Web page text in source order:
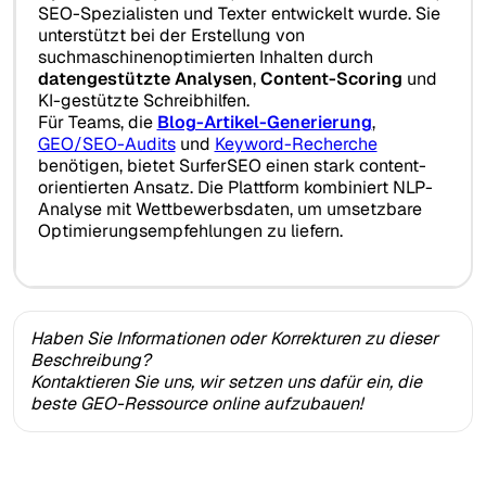
SEO-Spezialisten und Texter entwickelt wurde. Sie
unterstützt bei der Erstellung von
suchmaschinenoptimierten Inhalten durch
datengestützte Analysen,Content-Scoring und
KI-gestützte Schreibhilfen.
Für Teams, die Blog-Artikel-Generierung,
GEO/SEO-Auditsund Keyword-Recherche
benötigen, bietet SurferSEO einen stark content-
orientierten Ansatz. Die Plattform kombiniert NLP-
Analyse mit Wettbewerbsdaten, um umsetzbare
Optimierungsempfehlungen zu liefern.
Haben Sie Informationen oder Korrekturen zu dieser
Beschreibung?
Kontaktieren Sie uns, wir setzen uns dafür ein, die
beste GEO-Ressource online aufzubauen!